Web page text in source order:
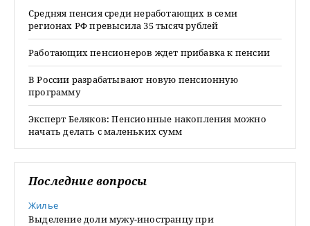
Средняя пенсия среди неработающих в семи
регионах РФ превысила 35 тысяч рублей
Работающих пенсионеров ждет прибавка к пенсии
В России разрабатывают новую пенсионную
программу
Эксперт Беляков: Пенсионные накопления можно
начать делать с маленьких сумм
Последние вопросы
Жилье
Выделение доли мужу-иностранцу при